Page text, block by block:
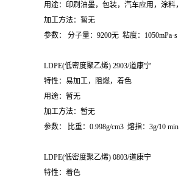
用途：印刷油墨，包装，汽车应用，涂料
加工方法：暂无
参数：
分子量： 9200无 粘度： 1050mPa·s
LDPE(低密度聚乙烯) 2903/道康宁
特性：易加工，阻燃，着色
用途：暂无
加工方法：暂无
参数：
比重： 0.998g/cm3 熔指： 3g/10 min
LDPE(低密度聚乙烯) 0803/道康宁
特性：着色